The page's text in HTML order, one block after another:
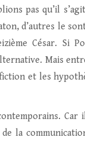
pas qu’il
d’autres le
César. Si
Mais
et les
la